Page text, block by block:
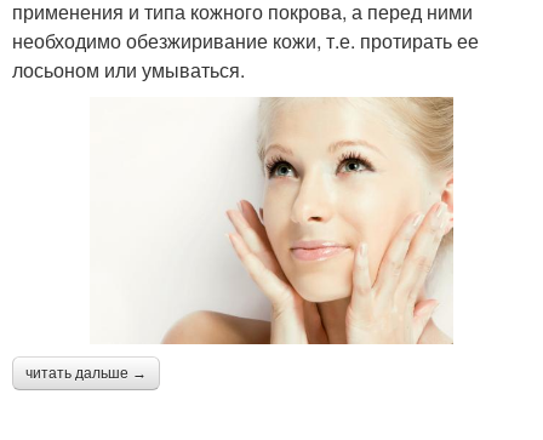
применения и типа кожного покрова, а перед ними
необходимо обезжиривание кожи, т.е. протирать ее
лосьоном или умываться.
читать дальше →